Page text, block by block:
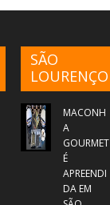
SÃO
LOURENÇO
MACONH
A
GOURMET
É
APREENDI
DA EM